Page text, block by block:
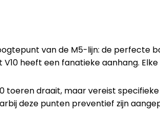
van de M5-lijn: de perfecte
heeft een fanatieke aanhang.
toeren draait, maar vereist
deze punten preventief zijn